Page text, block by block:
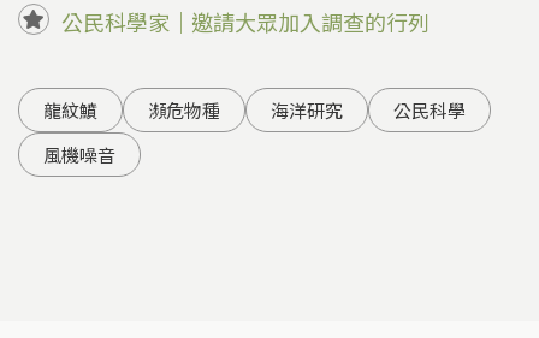
公民科學家｜邀請大眾加入調查的行列
龍紋鱝 瀕危物種 海洋研究
公民科學
風機噪音